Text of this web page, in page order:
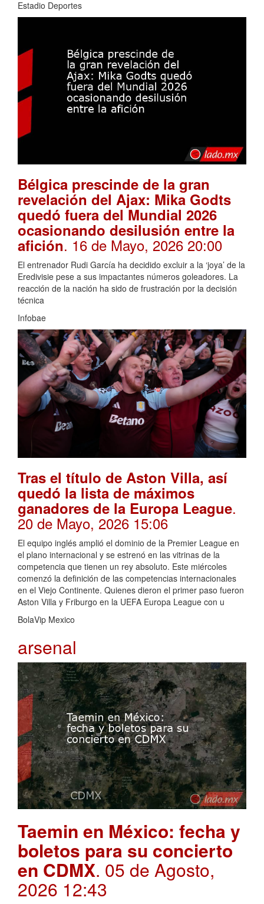
Estadio Deportes
Bélgica prescinde de la gran
revelación del Ajax: Mika Godts
quedó fuera del Mundial 2026
ocasionando desilusión entre la
afición. 16 de Mayo, 2026 20:00
El entrenador Rudi García ha decidido excluir a la ‘joya’ de la
Eredivisie pese a sus impactantes números goleadores. La
reacción de la nación ha sido de frustración por la decisión
técnica
Infobae
Tras el título de Aston Villa, así
quedó la lista de máximos
ganadores de la Europa League.
20 de Mayo, 2026 15:06
El equipo inglés amplió el dominio de la Premier League en
el plano internacional y se estrenó en las vitrinas de la
competencia que tienen un rey absoluto. Este miércoles
comenzó la definición de las competencias internacionales
en el Viejo Continente. Quienes dieron el primer paso fueron
Aston Villa y Friburgo en la UEFA Europa League con u
BolaVip Mexico
arsenal
Taemin en México: fecha y
boletos para su concierto
en CDMX. 05 de Agosto,
2026 12:43